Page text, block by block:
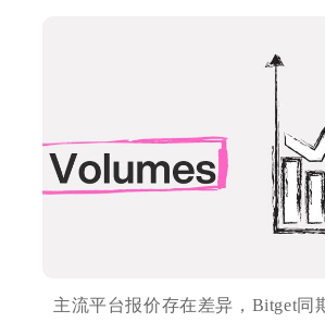
主流平台报价存在差异，Bitget同